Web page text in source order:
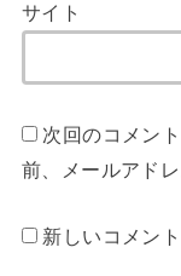
サイト
次回のコメン
前、メールアド
新しいコメン